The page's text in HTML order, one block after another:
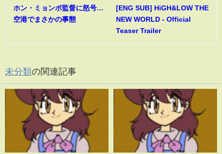
ホン・ミョンボ監督に怒号…
空港でまさかの事態
[ENG SUB] HiGH&LOW THE
NEW WORLD - Official
Teaser Trailer
未分類の関連記事